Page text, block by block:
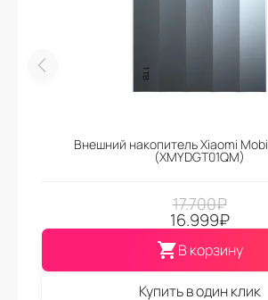
Внешний накопитель Xiaomi
(XMYDGT01QM)
17.700₽
16.999₽
В корзину
Купить в один клик